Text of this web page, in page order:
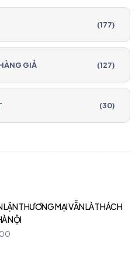
(177)
GIẢ (127)
(30)
LẬN THƯƠNG MẠI VẪN LÀ THÁCH
NỘI